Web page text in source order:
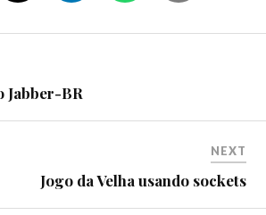
Jabber-BR
NEXT
Jogo da Velha usando sockets